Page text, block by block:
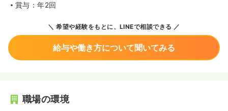
賞与：年2回
希望や経験をもとに、LINEで相談できる
給与や働き方について聞いてみる
職場の環境